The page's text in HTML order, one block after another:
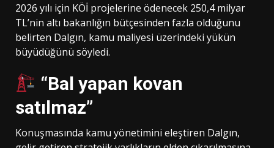
2026 yılı için KÖİ projelerine ödenecek 250,4 milyar
TL’nin altı bakanlığın bütçesinden fazla olduğunu
belirten Dalgın, kamu maliyesi üzerindeki yükün
büyüdüğünü söyledi.
“Bal yapan kovan
satılmaz”
Konuşmasında kamu yönetimini eleştiren Dalgın,